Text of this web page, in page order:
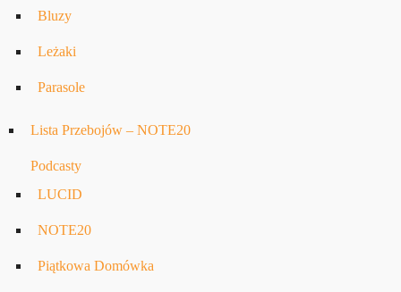
Bluzy
Leżaki
Parasole
Lista Przebojów – NOTE20
Podcasty
LUCID
NOTE20
Piątkowa Domówka